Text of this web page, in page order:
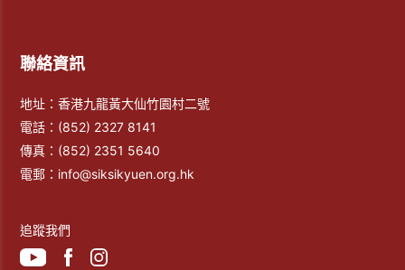
聯絡資訊
地址：香港九龍黃大仙竹園村二號
電話： (852) 2327 8141
傳真： (852) 2351 5640
電郵： info@siksikyuen.org.hk
追蹤我們